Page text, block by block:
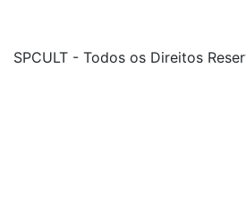
SPCULT - Todos os Direitos